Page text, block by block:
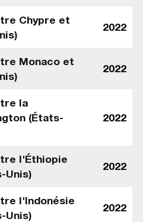
Chypre et
2022
Monaco et
2022
la
(États-
2022
l'Éthiopie
Unis)
2022
l'Indonésie
Unis)
2022